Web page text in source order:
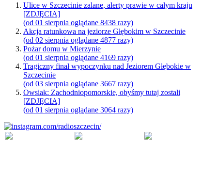
Ulice w Szczecinie zalane, alerty prawie w całym kraju
[ZDJĘCIA]
(od 01 sierpnia oglądane 8438 razy)
Akcja ratunkowa na jeziorze Głębokim w Szczecinie
(od 02 sierpnia oglądane 4877 razy)
Pożar domu w Mierzynie
(od 01 sierpnia oglądane 4169 razy)
Tragiczny finał wypoczynku nad Jeziorem Głębokie w
Szczecinie
(od 03 sierpnia oglądane 3667 razy)
Owsiak: Zachodniopomorskie, obyśmy tutaj zostali
[ZDJĘCIA]
(od 01 sierpnia oglądane 3064 razy)